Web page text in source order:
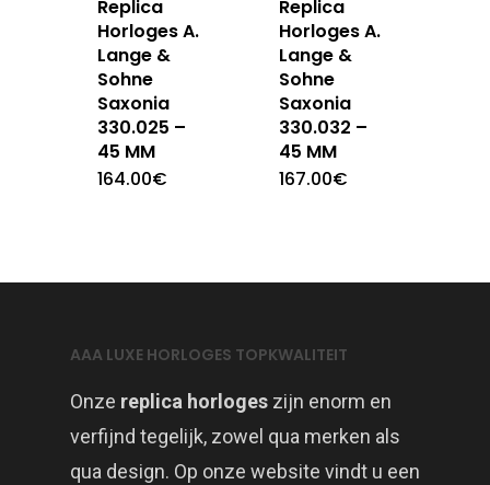
Replica
Horloges A.
Lange &
Sohne
Saxonia
330.025 –
45 MM
164.00€
Replica
Horloges A.
Lange &
Sohne
Saxonia
330.032 –
45 MM
167.00€
AAA LUXE HORLOGES TOPKWALITEIT
Onze replica horloges zijn enorm en
verfijnd tegelijk, zowel qua merken als
qua design. Op onze website vindt u een